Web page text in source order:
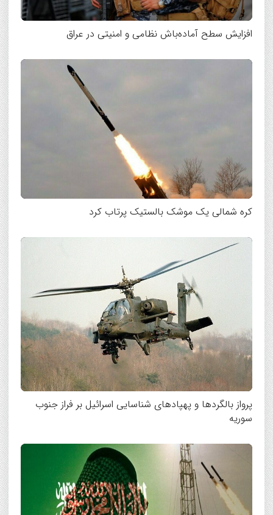
افزایش سطح آماده‌باش نظامی و امنیتی در عراق
کره شمالی یک موشک بالستیک پرتاب کرد
پرواز بالگردها و پهپادهای شناسایی اسرائیل بر فراز جنوب
سوریه